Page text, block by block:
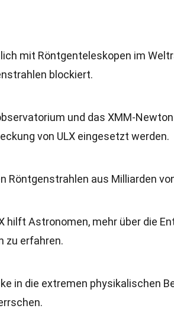
mit Röntgenteleskopen im
blockiert.
und das XMM-
von ULX eingesetzt werden.
Röntgenstrahlen aus Milliarden
hilft Astronomen, mehr über die
zu erfahren.
in die extremen physikalischen